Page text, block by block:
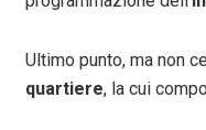
Ultimo punto, ma non
quartiere, la cui